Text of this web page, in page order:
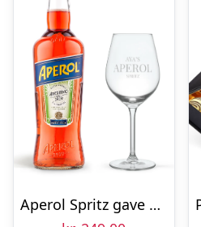
Aperol Spritz gave med glas